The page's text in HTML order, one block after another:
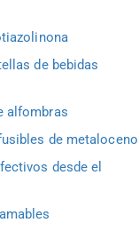
de bebidas
alfombras
de metaloceno
desde el